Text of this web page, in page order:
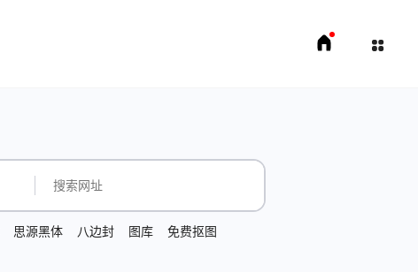
思源黑体 八边封 图库 免费抠图